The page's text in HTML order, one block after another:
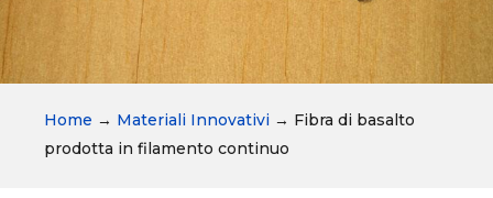
Home → Materiali Innovativi → Fibra di basalto
prodotta in filamento continuo